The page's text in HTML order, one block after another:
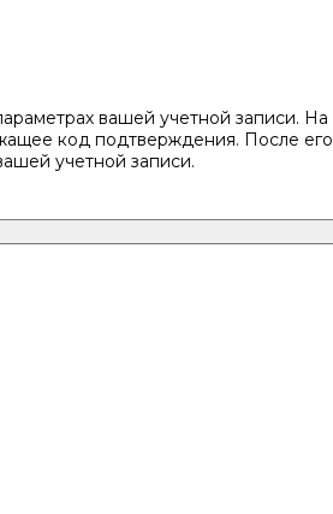
вашей учетной записи. На
код подтверждения. После его
учетной записи.